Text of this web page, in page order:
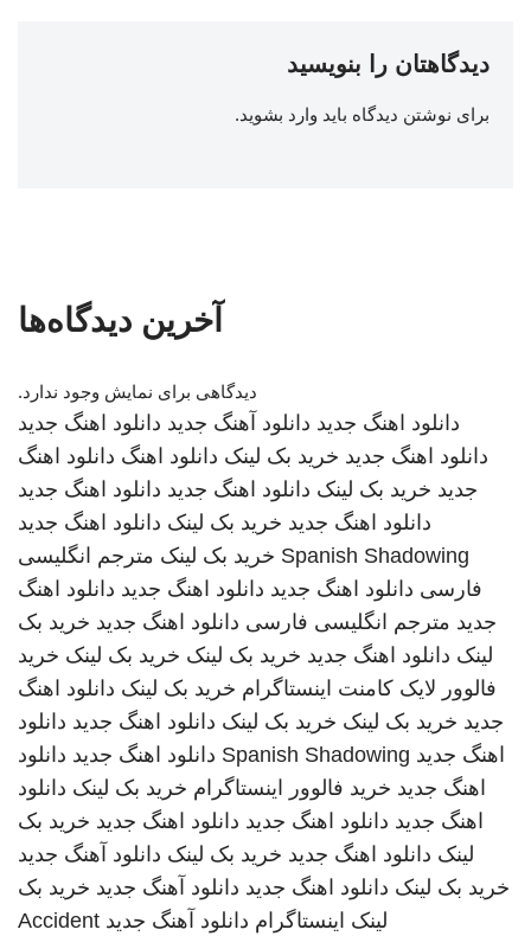
دیدگاهتان را بنویسید
برای نوشتن دیدگاه باید وارد بشوید.
آخرین دیدگاه‌ها
دیدگاهی برای نمایش وجود ندارد.
دانلود اهنگ جدید دانلود آهنگ جدید دانلود اهنگ جدید
دانلود اهنگ جدید خرید بک لینک دانلود اهنگ دانلود اهنگ
جدید خرید بک لینک دانلود اهنگ جدید دانلود اهنگ جدید
دانلود اهنگ جدید خرید بک لینک دانلود اهنگ جدید
Spanish Shadowing خرید بک لینک مترجم انگلیسی
فارسی دانلود اهنگ جدید دانلود اهنگ جدید دانلود اهنگ
جدید مترجم انگلیسی فارسی دانلود اهنگ جدید خرید بک
لینک دانلود اهنگ جدید خرید بک لینک خرید بک لینک خرید
فالوور لایک کامنت اینستاگرام خرید بک لینک دانلود اهنگ
جدید خرید بک لینک خرید بک لینک دانلود اهنگ جدید دانلود
اهنگ جدید Spanish Shadowing دانلود اهنگ جدید دانلود
اهنگ جدید خرید فالوور اینستاگرام خرید بک لینک دانلود
اهنگ جدید دانلود اهنگ جدید دانلود اهنگ جدید خرید بک
لینک دانلود اهنگ جدید خرید بک لینک دانلود آهنگ جدید
خرید بک لینک دانلود اهنگ جدید دانلود آهنگ جدید خرید بک
لینک اینستاگرام دانلود آهنگ جدید Accident